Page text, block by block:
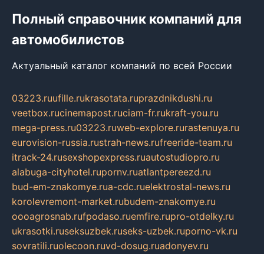
Полный справочник компаний для
автомобилистов
Актуальный каталог компаний по всей России
03223.ruufille.rukrasotata.ruprazdnikdushi.ru
veetbox.rucinemapost.ruciam-fr.rukraft-you.ru
mega-press.ru03223.ruweb-explore.rurastenuya.ru
eurovision-russia.rustrah-news.rufreeride-team.ru
itrack-24.rusexshopexpress.ruautostudiopro.ru
alabuga-cityhotel.rupornv.ruatlantpereezd.ru
bud-em-znakomye.rua-cdc.ruelektrostal-news.ru
korolevremont-market.rubudem-znakomye.ru
oooagrosnab.rufpodaso.ruemfire.rupro-otdelky.ru
ukrasotki.ruseksuzbek.ruseks-uzbek.ruporno-vk.ru
sovratili.ruolecoon.ruvd-dosug.ruadonyev.ru